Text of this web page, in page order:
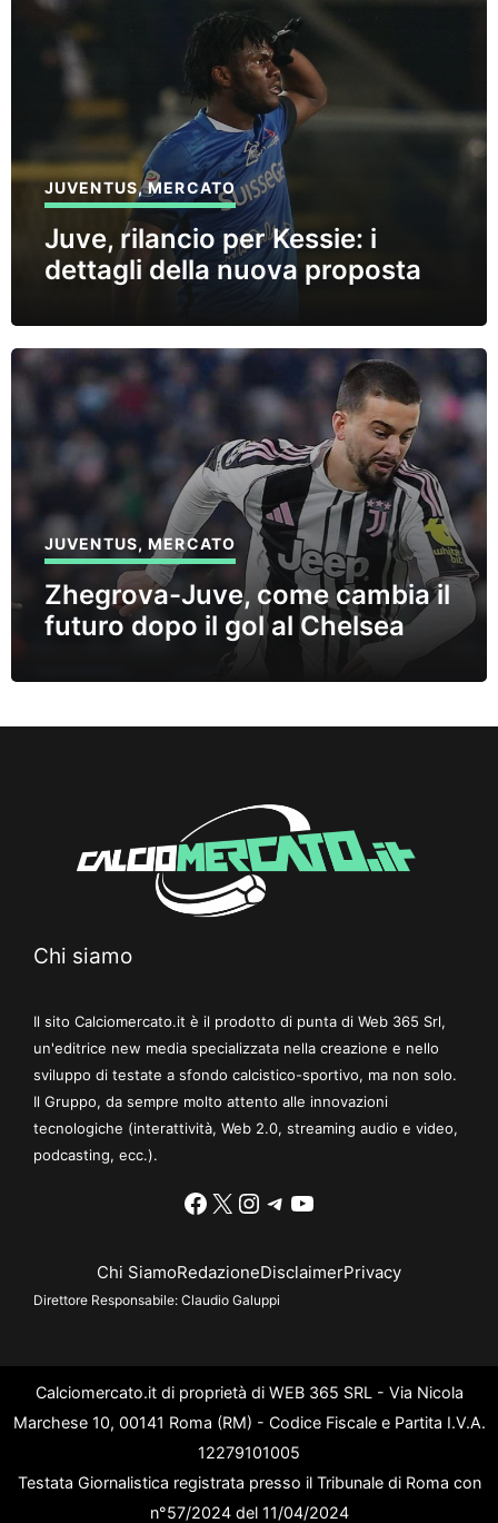
JUVENTUS,MERCATO
Juve, rilancio per Kessie: i
dettagli della nuova proposta
JUVENTUS,MERCATO
Zhegrova-Juve, come cambia il
futuro dopo il gol al Chelsea
Chi siamo
Il sito Calciomercato.it è il prodotto di punta di Web 365 Srl,
un'editrice new media specializzata nella creazione e nello
sviluppo di testate a sfondo calcistico-sportivo, ma non solo.
Il Gruppo, da sempre molto attento alle innovazioni
tecnologiche (interattività, Web 2.0, streaming audio e video,
podcasting, ecc.).
Facebook
X Instagram
Telegram
YouTube
Chi SiamoRedazioneDisclaimerPrivacy
Direttore Responsabile: Claudio Galuppi
Calciomercato.it di proprietà di WEB 365 SRL - Via Nicola
Marchese 10, 00141 Roma (RM) - Codice Fiscale e Partita I.V.A.
12279101005
Testata Giornalistica registrata presso il Tribunale di Roma con
n°57/2024 del 11/04/2024